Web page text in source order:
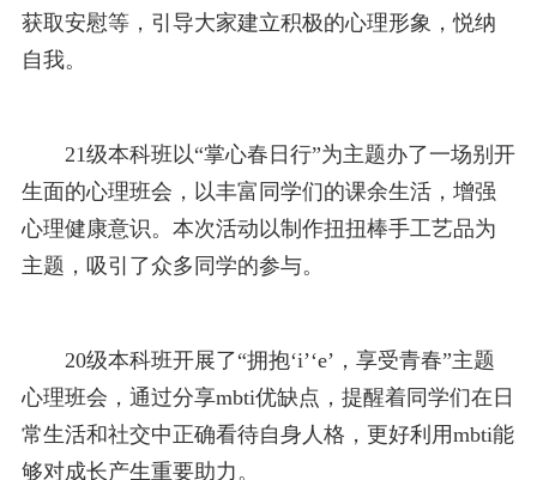
获取安慰等，引导大家建立积极的心理形象，悦纳
自我。
21级本科班以“掌心春日行”为主题办了一场别开
生面的心理班会，以丰富同学们的课余生活，增强
心理健康意识。本次活动以制作扭扭棒手工艺品为
主题，吸引了众多同学的参与。
20级本科班开展了“拥抱‘i’‘e’，享受青春”主题
心理班会，通过分享mbti优缺点，提醒着同学们在日
常生活和社交中正确看待自身人格，更好利用mbti能
够对成长产生重要助力。